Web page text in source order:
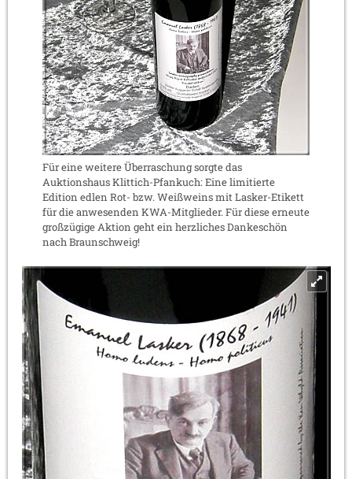
Für eine weitere Überraschung sorgte das
Auktionshaus Klittich-Pfankuch: Eine limitierte
Edition edlen Rot- bzw. Weißweins mit Lasker-Etikett
für die anwesenden KWA-Mitglieder. Für diese erneute
großzügige Aktion geht ein herzliches Dankeschön
nach Braunschweig!